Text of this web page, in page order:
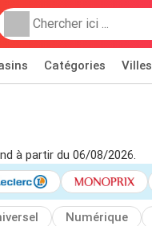
Catégories Villes
à partir du 06/08/2026.
Numérique